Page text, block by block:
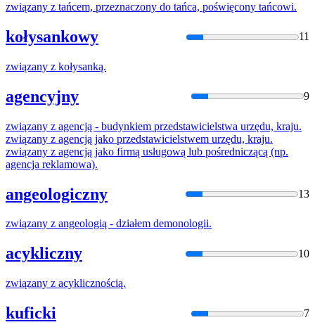
związany z tańcem, przeznaczony do tańca, poświęcony tańcowi.
kołysankowy 11
związany z kołysanką.
agencyjny 9
związany z agencją - budynkiem przedstawicielstwa urzędu, kraju.
związany z agencją jako przedstawicielstwem urzędu, kraju.
związany z agencją jako firmą usługową lub pośredniczącą (np.
agencja reklamowa).
angeologiczny 13
związany z angeologią - działem demonologii.
acykliczny 10
związany z acyklicznością.
kuficki 7